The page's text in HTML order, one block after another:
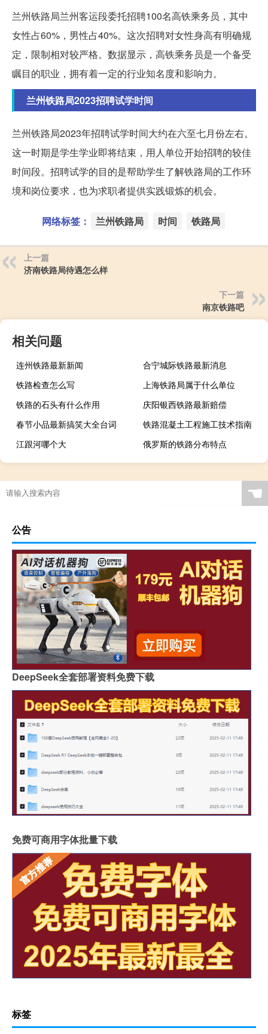
兰州铁路局兰州客运段委托招聘100名高铁乘务员，其中
女性占60%，男性占40%。这次招聘对女性身高有明确规
定，限制相对较严格。数据显示，高铁乘务员是一个备受
瞩目的职业，拥有着一定的行业知名度和影响力。
兰州铁路局2023招聘试学时间
兰州铁路局2023年招聘试学时间大约在六至七月份左右。
这一时期是学生学业即将结束，用人单位开始招聘的较佳
时间段。招聘试学的目的是帮助学生了解铁路局的工作环
境和岗位要求，也为求职者提供实践锻炼的机会。
网络标签： 兰州铁路局 时间 铁路局
上一篇
济南铁路局待遇怎么样
下一篇
南京铁路吧
相关问题
连州铁路最新新闻
合宁城际铁路最新消息
铁路检查怎么写
上海铁路局属于什么单位
铁路的石头有什么作用
庆阳银西铁路最新赔偿
春节小品最新搞笑大全台词
铁路混凝土工程施工技术指南
江跟河哪个大
俄罗斯的铁路分布特点
☚
公告
DeepSeek全套部署资料免费下载
免费可商用字体批量下载
标签